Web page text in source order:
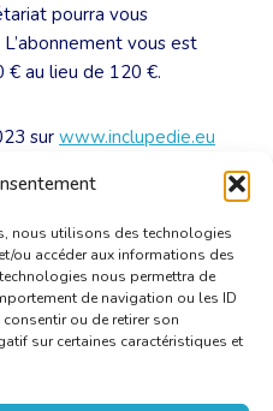
nous utilisons des technologies
ou accéder aux informations des
nous permettra de
de navigation ou les ID
ou de retirer son
sur certaines caractéristiques et
pourra vous
vous est
€ au lieu de 120 €.
sur www.inclupedie.eu
secretariat@translators.be